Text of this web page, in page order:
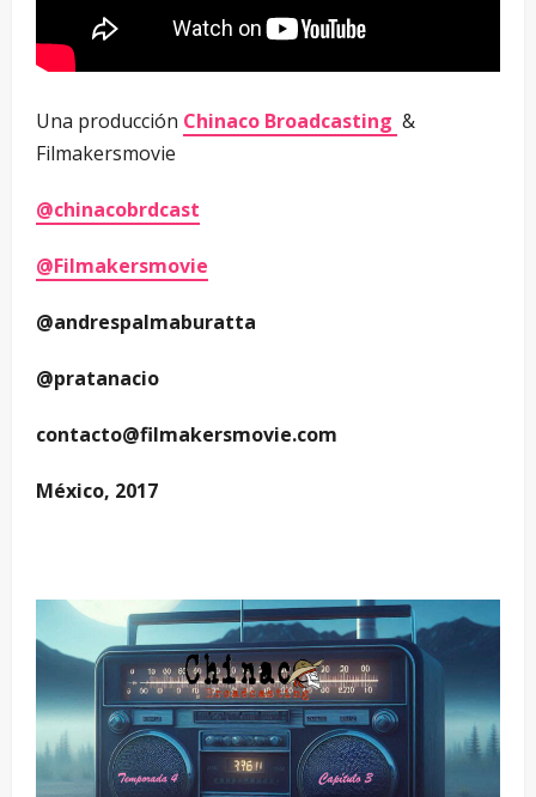
Una producción Chinaco Broadcasting &
Filmakersmovie
@chinacobrdcast
@Filmakersmovie
@andrespalmaburatta
@pratanacio
contacto@filmakersmovie.com
México, 2017